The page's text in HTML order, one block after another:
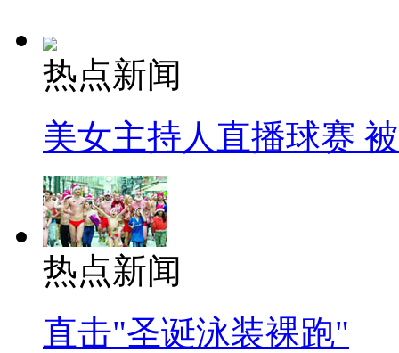
热点新闻
美女主持人直播球赛
热点新闻
直击"圣诞泳装裸跑"